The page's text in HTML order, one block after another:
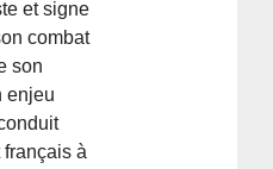
et signe
combat
son
enjeu
français à